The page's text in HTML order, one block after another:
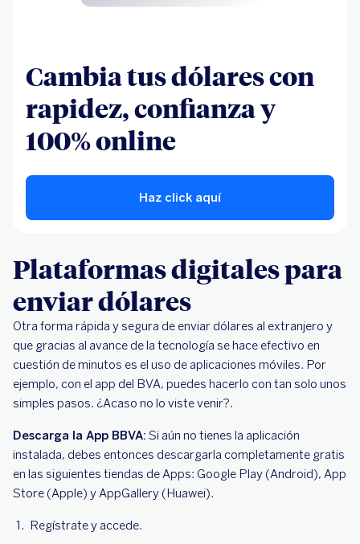
Cambia tus dólares con
rapidez, confianza y
100% online
Haz click aquí
Plataformas digitales para
enviar dólares
Otra forma rápida y segura de enviar dólares al extranjero y
que gracias al avance de la tecnología se hace efectivo en
cuestión de minutos es el uso de aplicaciones móviles. Por
ejemplo, con el app del BVA, puedes hacerlo con tan solo unos
simples pasos. ¿Acaso no lo viste venir?.
Descarga la App BBVA: Si aún no tienes la aplicación
instalada, debes entonces descargarla completamente gratis
en las siguientes tiendas de Apps: Google Play (Android), App
Store (Apple) y AppGallery (Huawei).
Regístrate y accede.